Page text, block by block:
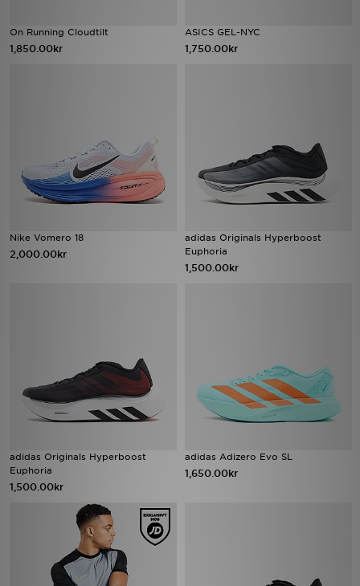
On Running Cloudtilt
1,850.00kr
ASICS GEL-NYC
1,750.00kr
Nike Vomero 18
2,000.00kr
adidas Originals Hyperboost
Euphoria
1,500.00kr
adidas Originals Hyperboost
Euphoria
1,500.00kr
adidas Adizero Evo SL
1,650.00kr